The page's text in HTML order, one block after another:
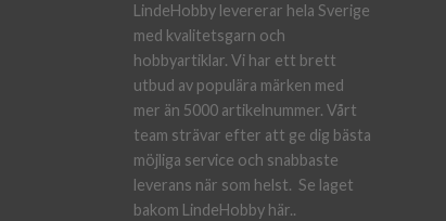
LindeHobby levererar hela Sverige
med kvalitetsgarn och
hobbyartiklar. Vi har ett brett
utbud av populära märken med
mer än 5000 artikelnummer. Vårt
team strävar efter att ge dig bästa
möjliga service och snabbaste
leverans när som helst. Se laget
bakom LindeHobby här..